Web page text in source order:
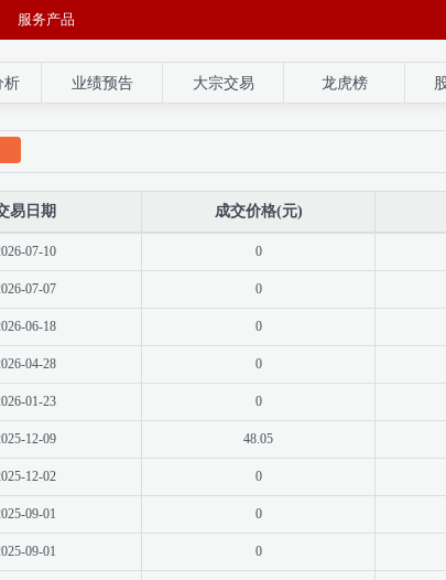
服务产品
析 业绩预告 大宗交易 龙虎榜
易日期 成交价格(元)
07-10 0
07-07 0
06-18 0
04-28 0
01-23 0
12-09 48.05
12-02 0
09-01 0
09-01 0